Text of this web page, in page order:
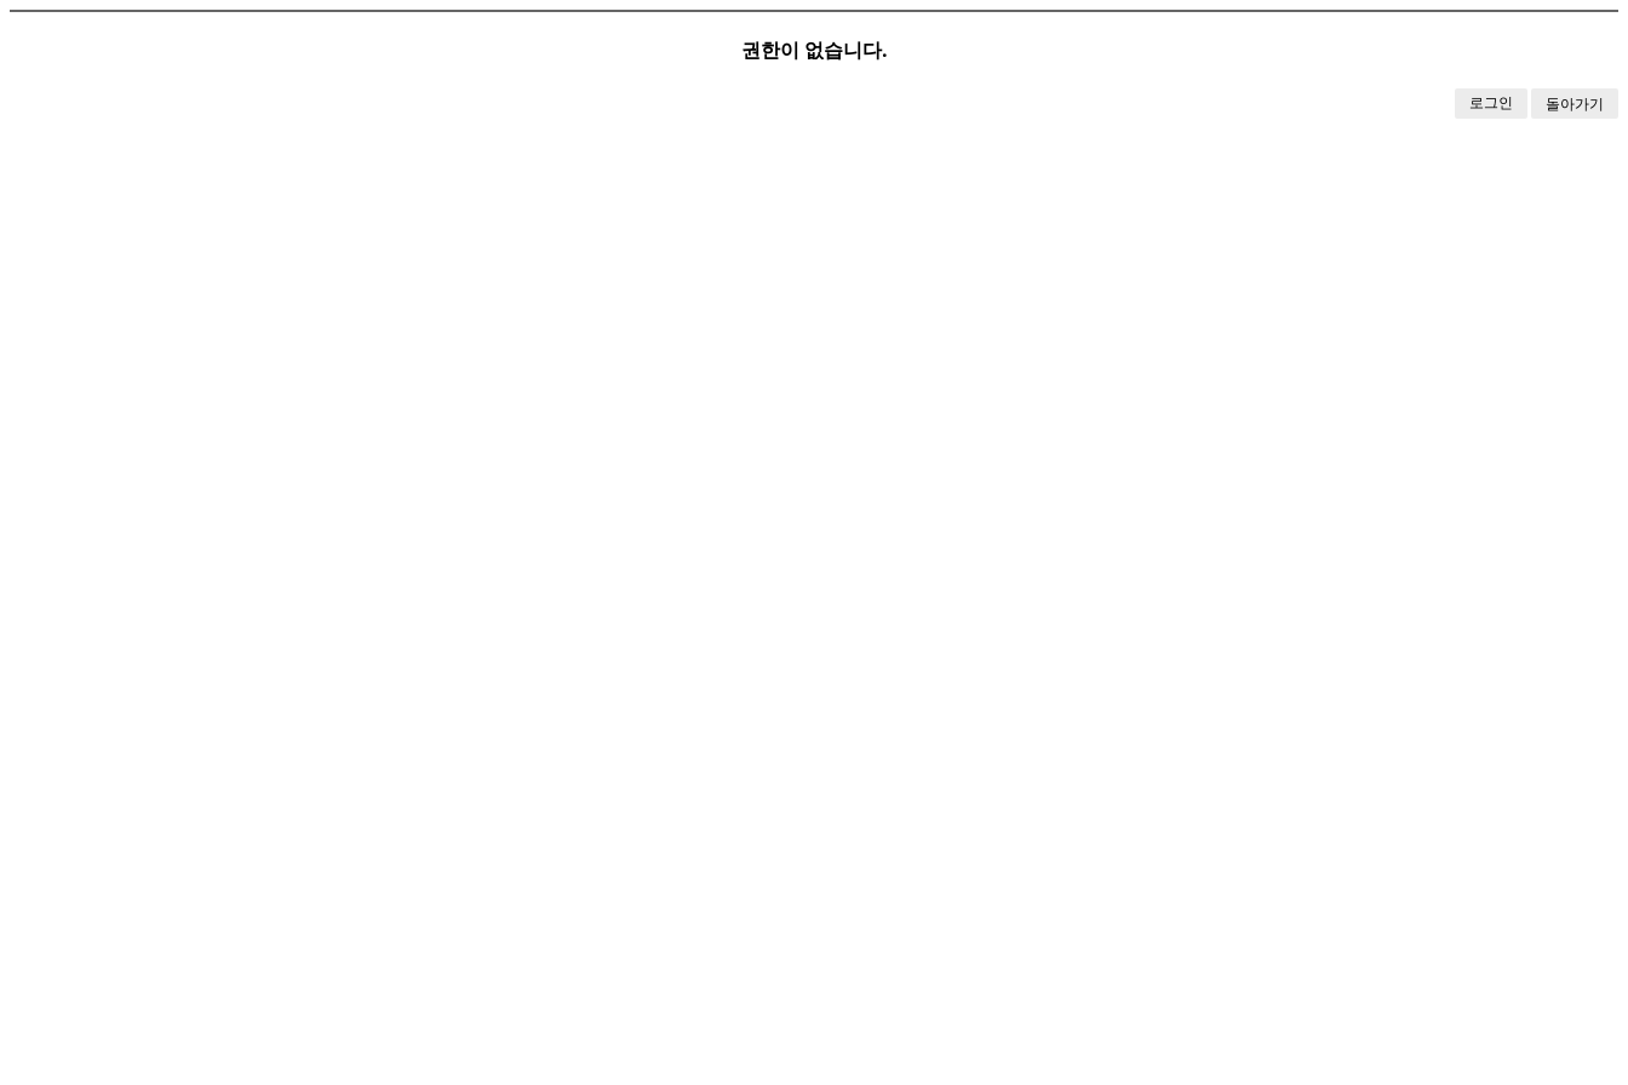
권한이 없습니다.
로그인 돌아가기